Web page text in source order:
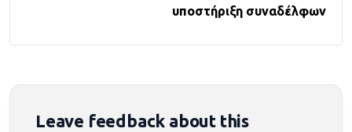
υποστήριξη συναδέλφων
Leave feedback about this